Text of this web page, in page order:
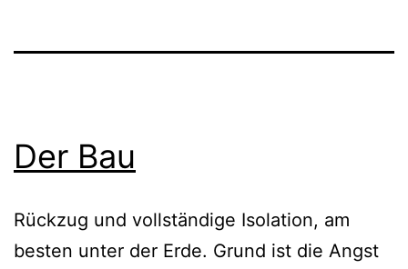
Der Bau
Rückzug und vollständige Isolation, am
besten unter der Erde. Grund ist die Angst